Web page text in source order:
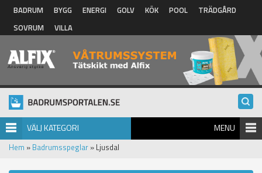
Hoppa till huvudinnehåll
BADRUM BYGG ENERGI GOLV KÖK POOL
TRÄDGÅRD
SOVRUM
VILLA
VÄLJ KATEGORI MENU
Hem » Badrumsspeglar » Ljusdal